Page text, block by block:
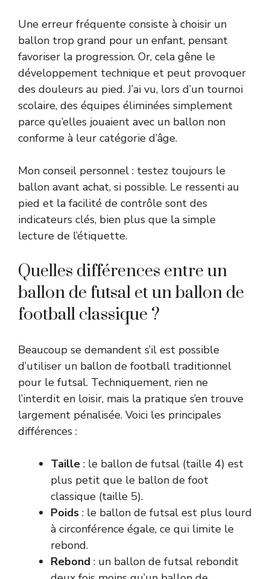
Une erreur fréquente consiste à choisir un
ballon trop grand pour un enfant, pensant
favoriser la progression. Or, cela gêne le
développement technique et peut provoquer
des douleurs au pied. J’ai vu, lors d’un tournoi
scolaire, des équipes éliminées simplement
parce qu’elles jouaient avec un ballon non
conforme à leur catégorie d’âge.
Mon conseil personnel : testez toujours le
ballon avant achat, si possible. Le ressenti au
pied et la facilité de contrôle sont des
indicateurs clés, bien plus que la simple
lecture de l’étiquette.
Quelles différences entre un
ballon de futsal et un ballon de
football classique ?
Beaucoup se demandent s’il est possible
d’utiliser un ballon de football traditionnel
pour le futsal. Techniquement, rien ne
l’interdit en loisir, mais la pratique s’en trouve
largement pénalisée. Voici les principales
différences :
Taille : le ballon de futsal (taille 4) est
plus petit que le ballon de foot
classique (taille 5).
Poids : le ballon de futsal est plus lourd
à circonférence égale, ce qui limite le
rebond.
Rebond : un ballon de futsal rebondit